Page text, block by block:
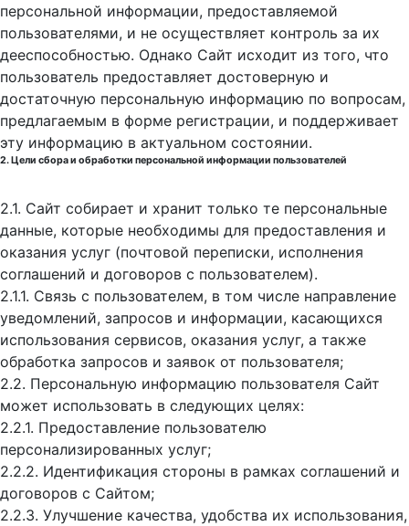
персональной информации, предоставляемой
пользователями, и не осуществляет контроль за их
дееспособностью. Однако Сайт исходит из того, что
пользователь предоставляет достоверную и
достаточную персональную информацию по вопросам,
предлагаемым в форме регистрации, и поддерживает
эту информацию в актуальном состоянии.
2. Цели сбора и обработки персональной информации пользователей
2.1. Сайт собирает и хранит только те персональные
данные, которые необходимы для предоставления и
оказания услуг (почтовой переписки, исполнения
соглашений и договоров с пользователем).
2.1.1. Связь с пользователем, в том числе направление
уведомлений, запросов и информации, касающихся
использования сервисов, оказания услуг, а также
обработка запросов и заявок от пользователя;
2.2. Персональную информацию пользователя Сайт
может использовать в следующих целях:
2.2.1. Предоставление пользователю
персонализированных услуг;
2.2.2. Идентификация стороны в рамках соглашений и
договоров с Сайтом;
2.2.3. Улучшение качества, удобства их использования,